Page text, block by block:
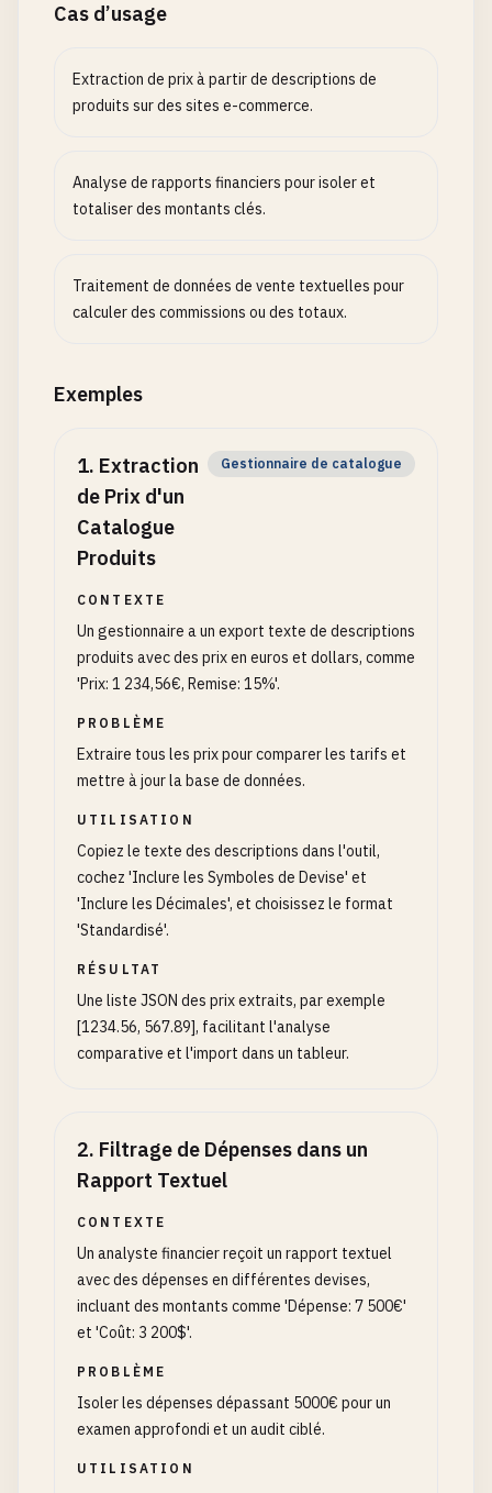
Cas d’usage
Extraction de prix à partir de descriptions de
produits sur des sites e-commerce.
Analyse de rapports financiers pour isoler et
totaliser des montants clés.
Traitement de données de vente textuelles pour
calculer des commissions ou des totaux.
Exemples
1. Extraction
de Prix d'un
Catalogue
Produits
Gestionnaire de catalogue
CONTEXTE
Un gestionnaire a un export texte de descriptions
produits avec des prix en euros et dollars, comme
'Prix: 1 234,56€, Remise: 15%'.
PROBLÈME
Extraire tous les prix pour comparer les tarifs et
mettre à jour la base de données.
UTILISATION
Copiez le texte des descriptions dans l'outil,
cochez 'Inclure les Symboles de Devise' et
'Inclure les Décimales', et choisissez le format
'Standardisé'.
RÉSULTAT
Une liste JSON des prix extraits, par exemple
[1234.56, 567.89], facilitant l'analyse
comparative et l'import dans un tableur.
2. Filtrage de Dépenses dans un
Rapport Textuel
CONTEXTE
Un analyste financier reçoit un rapport textuel
avec des dépenses en différentes devises,
incluant des montants comme 'Dépense: 7 500€'
et 'Coût: 3 200$'.
PROBLÈME
Isoler les dépenses dépassant 5000€ pour un
examen approfondi et un audit ciblé.
UTILISATION